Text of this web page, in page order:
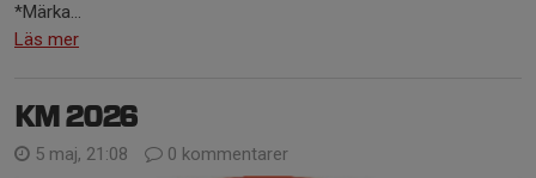
*Märka...
Läs mer
KM 2026
5 maj, 21:08 0 kommentarer